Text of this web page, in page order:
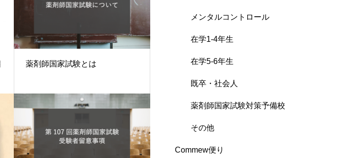
薬剤師国家試験とは
メンタルコントロール
在学1-4年生
在学5-6年生
既卒・社会人
薬剤師国家試験対策予備校
その他
Commew便り